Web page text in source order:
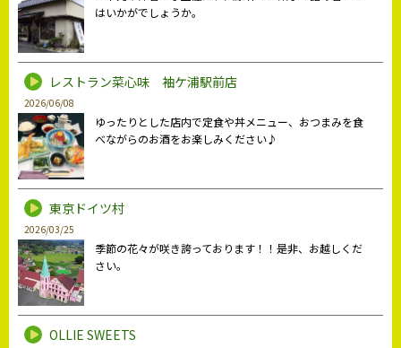
はいかがでしょうか。
レストラン菜心味 袖ケ浦駅前店
2026/06/08
ゆったりとした店内で定食や丼メニュー、おつまみを食
べながらのお酒をお楽しみください♪
東京ドイツ村
2026/03/25
季節の花々が咲き誇っております！！是非、お越しくだ
さい。
OLLIE SWEETS